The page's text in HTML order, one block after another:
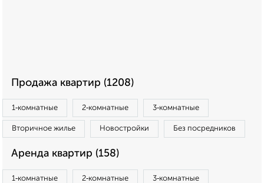
Продажа квартир (1208)
1‑комнатные 2‑комнатные 3‑комнатные
Вторичное жилье Новостройки Без посредников
Аренда квартир (158)
1‑комнатные 2‑комнатные 3‑комнатные